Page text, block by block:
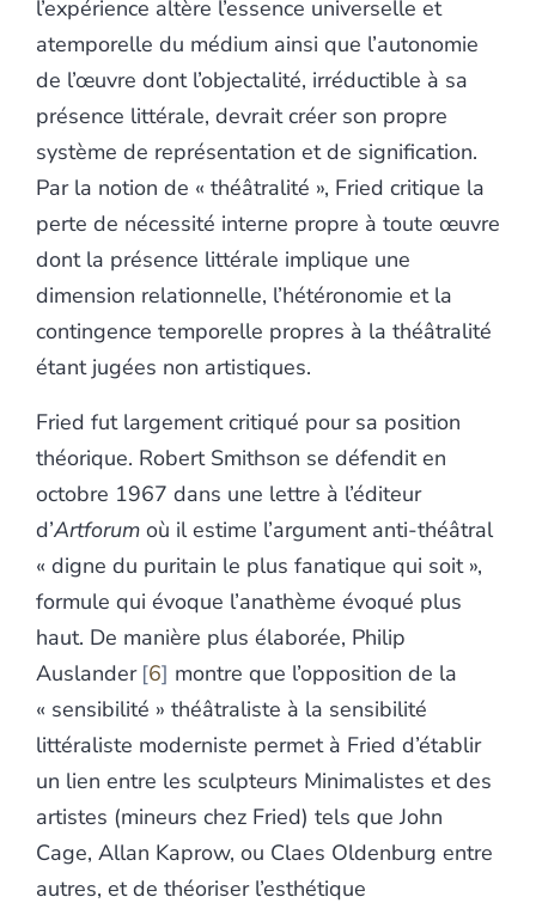
l’expérience altère l’essence universelle et
atemporelle du médium ainsi que l’autonomie
de l’œuvre dont l’objectalité, irréductible à sa
présence littérale, devrait créer son propre
système de représentation et de signification.
Par la notion de « théâtralité », Fried critique la
perte de nécessité interne propre à toute œuvre
dont la présence littérale implique une
dimension relationnelle, l’hétéronomie et la
contingence temporelle propres à la théâtralité
étant jugées non artistiques.
Fried fut largement critiqué pour sa position
théorique. Robert Smithson se défendit en
octobre 1967 dans une lettre à l’éditeur
d’Artforum où il estime l’argument anti-théâtral
« digne du puritain le plus fanatique qui soit »,
formule qui évoque l’anathème évoqué plus
haut. De manière plus élaborée, Philip
Auslander 6 montre que l’opposition de la
« sensibilité » théâtraliste à la sensibilité
littéraliste moderniste permet à Fried d’établir
un lien entre les sculpteurs Minimalistes et des
artistes (mineurs chez Fried) tels que John
Cage, Allan Kaprow, ou Claes Oldenburg entre
autres, et de théoriser l’esthétique